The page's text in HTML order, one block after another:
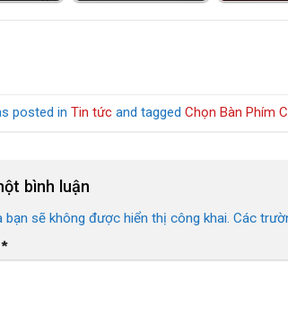
posted in Tin tứcand tagged Chọn Bàn Phím
bình luận
bạn sẽ không được hiển thị công khai. Các
*